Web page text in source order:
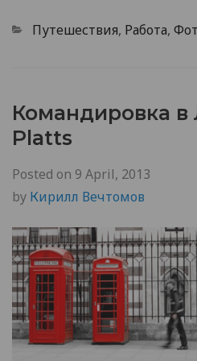
Categories
Путешествия, Работа,
Командировка в
Platts
Posted on 9 April, 2013
by Кирилл Вечтомов